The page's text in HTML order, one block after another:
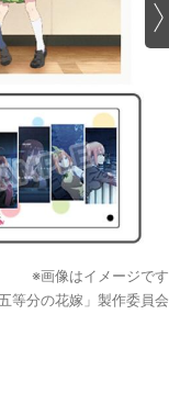
※画像はイメージです
等分の花嫁」製作委員会